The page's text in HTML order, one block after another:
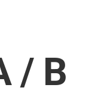
/ B